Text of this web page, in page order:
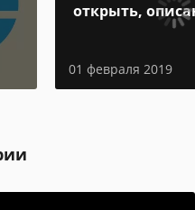
открыть,
01 февраля 2019